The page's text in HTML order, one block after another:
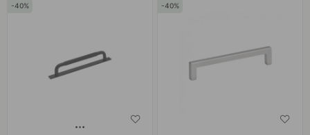
40 40